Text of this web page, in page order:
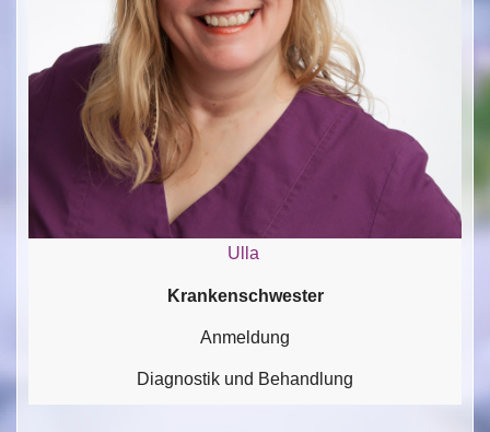
Ulla
Krankenschwester
Anmeldung
Diagnostik und Behandlung